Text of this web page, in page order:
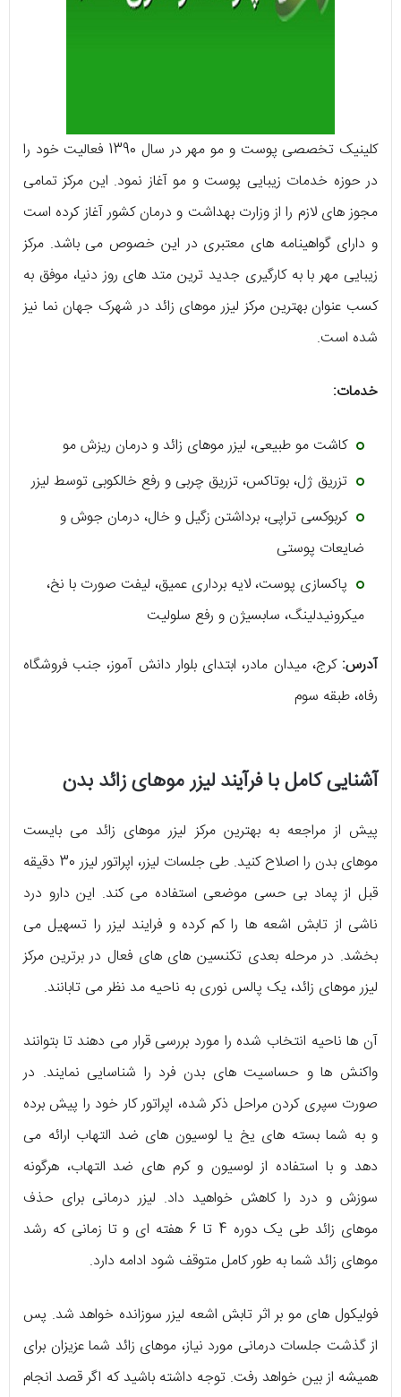
کلینیک تخصصی پوست و مو مهر در سال 1390 فعالیت خود را
در حوزه خدمات زیبایی پوست و مو آغاز نمود. این مرکز تمامی
مجوز های لازم را از وزارت بهداشت و درمان کشور آغاز کرده است
و دارای گواهینامه‌ های معتبری در این خصوص می ‌باشد. مرکز
زیبایی مهر با به کارگیری جدید ترین متد های روز دنیا، موفق به
کسب عنوان بهترین مرکز لیزر موهای زائد در شهرک جهان نما نیز
شده است.
خدمات:
کاشت مو طبیعی، لیزر موهای زائد و درمان ریزش مو
تزریق ژل، بوتاکس، تزریق چربی و رفع خالکوبی توسط لیزر
کربوکسی تراپی، برداشتن زگیل و خال، درمان جوش و
ضایعات پوستی
پاکسازی پوست، لایه برداری عمیق، لیفت صورت با نخ،
میکرونیدلینگ، سابسیژن و رفع سلولیت
آدرس:کرج، میدان مادر، ابتدای بلوار دانش آموز، جنب فروشگاه
رفاه، طبقه سوم
آشنایی کامل با فرآیند لیزر موهای زائد بدن
پیش از مراجعه به بهترین مرکز لیزر موهای زائد می ‌بایست
موهای بدن را اصلاح کنید. طی جلسات لیزر، اپراتور لیزر 30 دقیقه
قبل از پماد بی ‌حسی موضعی استفاده می ‌کند. این دارو درد
ناشی از تابش اشعه‌ ها را کم کرده و فرایند لیزر را تسهیل می‌
‌بخشد. در مرحله بعدی تکنسین‌ های ‌های فعال در برترین مرکز
لیزر موهای زائد، یک پالس نوری به ناحیه مد نظر می ‌تابانند.
آن ها ناحیه انتخاب شده را مورد بررسی قرار می ‌دهند تا بتوانند
واکنش‌ ها و حساسیت ‌های بدن فرد را شناسایی نمایند. در
صورت سپری کردن مراحل ذکر شده، اپراتور کار خود را پیش برده
و به شما بسته ‌های یخ یا لوسیون‌ های ضد التهاب ارائه می
‌دهد و با استفاده از لوسیون و کرم‌ های ضد التهاب، هرگونه
سوزش و درد را کاهش خواهید داد. لیزر درمانی برای حذف
موهای زائد طی یک دوره 4 تا 6 هفته ‌ای و تا زمانی که رشد
موهای زائد شما به طور کامل متوقف شود ادامه دارد.
فولیکول‌ های مو بر اثر تابش اشعه لیزر سوزانده خواهد شد. پس
از گذشت جلسات درمانی مورد نیاز، موهای زائد شما عزیزان برای
همیشه از بین خواهد رفت. توجه داشته باشید که اگر قصد انجام